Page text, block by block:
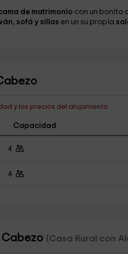
de matrimonio con un bonito
sofá y sillas en un su propia
y los precios del alojamiento
Capacidad
4
4
(Casa Rural con